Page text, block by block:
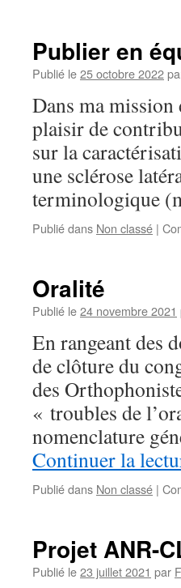
Publier en
Publié le25 octobre 2022
Dans ma mission
plaisir de
sur la
une sclérose
terminologique
Publié dans Non classé |
Oralité
Publié le24 novembre 2021
En rangeant des
de clôture du
des
« troubles de
nomenclature
Continuer la
Publié dans Non classé |
Projet ANR-
Publié le23 juillet 2021 par